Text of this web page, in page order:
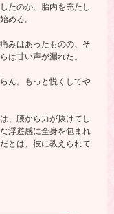
たのか、胎内を充たし
める。
みはあったものの、そ
は甘い声が漏れた。
ん。もっと悦くしてや
、腰から力が抜けてし
浮遊感に全身を包まれ
とは、彼に教えられて